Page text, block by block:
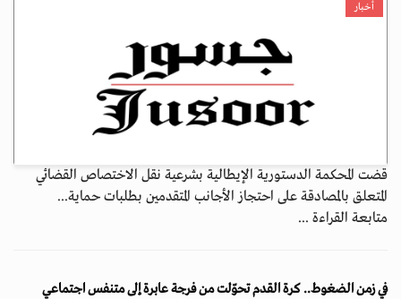
أخبار
قضت المحكمة الدستورية الإيطالية بشرعية نقل الاختصاص القضائي
المتعلق بالمصادقة على احتجاز الأجانب المتقدمين بطلبات حماية...
متابعة القراءة ...
في زمن الضغوط.. كرة القدم تحوّلت من فرجة عابرة إلى متنفس اجتماعي